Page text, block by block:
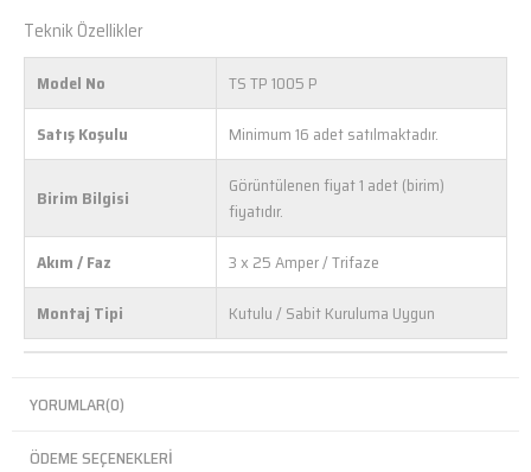
Teknik Özellikler
Model No
TS TP 1005 P
Satış Koşulu
Minimum 16 adet satılmaktadır.
Birim Bilgisi
Görüntülenen fiyat 1 adet (birim)
fiyatıdır.
Akım / Faz
3 x 25 Amper / Trifaze
Montaj Tipi
Kutulu / Sabit Kuruluma Uygun
YORUMLAR(0)
ÖDEME SEÇENEKLERI